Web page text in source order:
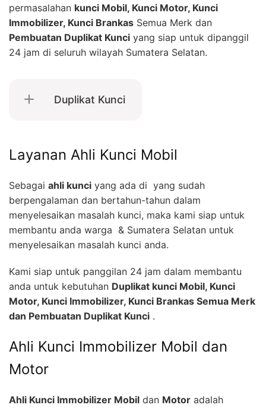
permasalahan kunci Mobil, Kunci Motor, Kunci
Immobilizer, Kunci Brankas Semua Merk dan
Pembuatan Duplikat Kunci yang siap untuk dipanggil
24 jam di seluruh wilayah Sumatera Selatan.
Duplikat Kunci
Layanan Ahli Kunci Mobil
Sebagai ahli kunci yang ada di yang sudah
berpengalaman dan bertahun-tahun dalam
menyelesaikan masalah kunci, maka kami siap untuk
membantu anda warga & Sumatera Selatan untuk
menyelesaikan masalah kunci anda.
Kami siap untuk panggilan 24 jam dalam membantu
anda untuk kebutuhan Duplikat kunci Mobil, Kunci
Motor, Kunci Immobilizer, Kunci Brankas Semua Merk
dan Pembuatan Duplikat Kunci .
Ahli Kunci Immobilizer Mobil dan
Motor
Ahli Kunci Immobilizer Mobil dan Motor adalah